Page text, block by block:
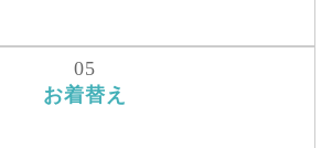
お着替え